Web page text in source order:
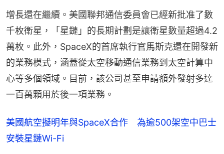
增長還在繼續。美國聯邦通信委員會已經新批准了數
千枚衛星，「星鏈」的長期計劃是讓衛星數量超過4.2
萬枚。此外，SpaceX的首席執行官馬斯克還在開發新
的業務模式，涵蓋從太空移動通信業務到太空計算中
心等多個領域。目前，該公司甚至申請額外發射多達
一百萬顆用於後一項業務。
美國航空擬明年與SpaceX合作 為逾500架空中巴士
安裝星鏈Wi-Fi